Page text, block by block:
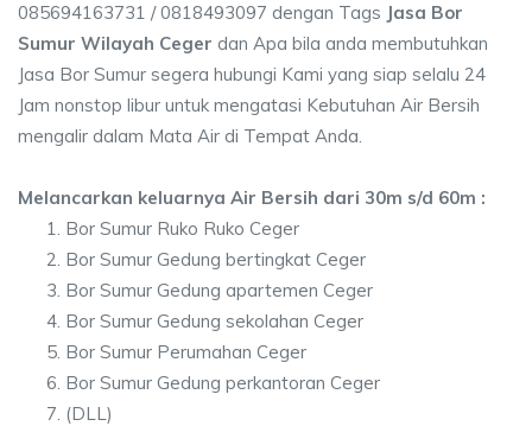
085694163731 / 0818493097 dengan Tags Jasa Bor
Sumur Wilayah Ceger dan Apa bila anda membutuhkan
Jasa Bor Sumur segera hubungi Kami yang siap selalu 24
Jam nonstop libur untuk mengatasi Kebutuhan Air Bersih
mengalir dalam Mata Air di Tempat Anda.
Melancarkan keluarnya Air Bersih dari 30m s/d 60m :
Bor Sumur Ruko Ruko Ceger
Bor Sumur Gedung bertingkat Ceger
Bor Sumur Gedung apartemen Ceger
Bor Sumur Gedung sekolahan Ceger
Bor Sumur Perumahan Ceger
Bor Sumur Gedung perkantoran Ceger
(DLL)